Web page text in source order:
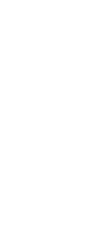
愛她，有一間
是她的內心有
為生，生下她
外公外婆、舅
辦法要找到父